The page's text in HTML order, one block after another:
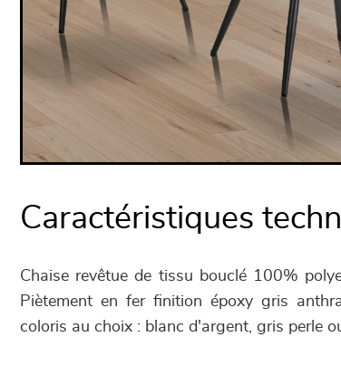
Caractéristiques
Chaise revêtue de tissu bouclé 100%
Piètement en fer finition époxy gris
coloris au choix : blanc d'argent, gris perle